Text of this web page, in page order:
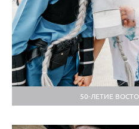
50-ЛЕТИЕ